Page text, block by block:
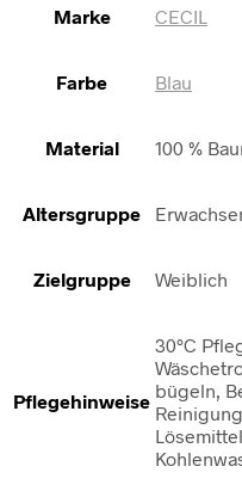
Marke CECIL
Farbe Blau
Material 100 %
Altersgruppe
Zielgruppe Weiblich
Pflegehinweise
30°C
bügeln,